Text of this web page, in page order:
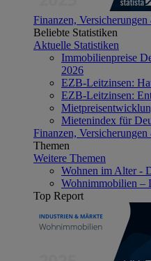
Finanzen,
Beliebte Statistiken
Aktuelle Statistiken
Immobilienpreise
2026
EZB-Leitzinsen:
EZB-Leitzinsen:
Mietenindex für
Finanzen,
Themen
Weitere Themen
Wohnen im Alter -
Wohnimmobilien –
Top Report